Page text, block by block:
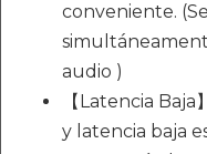
conveniente.
audio )
【Latencia
y latencia baja